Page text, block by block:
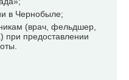
в Чернобыле;
(врач, фельдшер,
при предоставлении